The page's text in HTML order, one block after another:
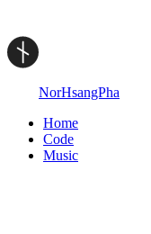
NorHsangPha
Home
Code
Music